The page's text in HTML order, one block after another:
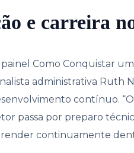
e carreira
Como Conquistar
administrativa Ruth
contínuo.
passa por preparo
continuamente